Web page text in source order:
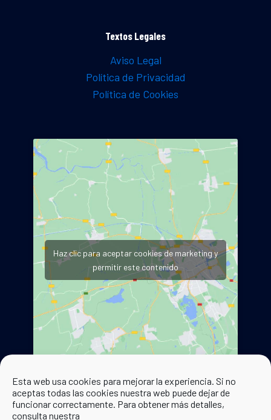
Esta web usa cookies para mejorar la experiencia. Si no
aceptas todas las cookies nuestra web puede dejar de
funcionar correctamente. Para obtener más detalles,
consulta nuestra
Textos Legales
Aviso Legal
Política de Privacidad
Política de Cookies
Haz clic para aceptar cookies de marketing y
permitir este contenido